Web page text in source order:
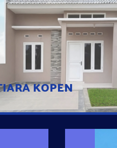
KOPEN
MUTIARA KOPEN
Hunian nyaman dengan suasana
pedesaan. 10 menit dari pusat kota, 2
menit dari Ring Road